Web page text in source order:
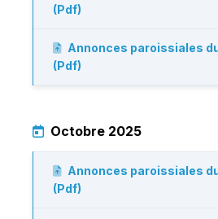
(Pdf)
Annonces paroissiales
(Pdf)
Octobre 2025
Annonces paroissiales
(Pdf)